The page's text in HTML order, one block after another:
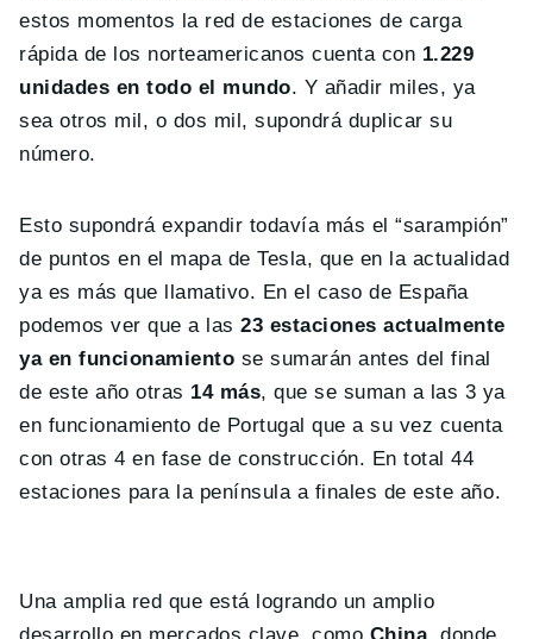
estos momentos la red de estaciones de carga
rápida de los norteamericanos cuenta con 1.229
unidades en todo el mundo. Y añadir miles, ya
sea otros mil, o dos mil, supondrá duplicar su
número.
Esto supondrá expandir todavía más el “sarampión”
de puntos en el mapa de Tesla, que en la actualidad
ya es más que llamativo. En el caso de España
podemos ver que a las23 estaciones actualmente
ya en funcionamiento se sumarán antes del final
de este año otras 14 más, que se suman a las 3 ya
en funcionamiento de Portugal que a su vez cuenta
con otras 4 en fase de construcción. En total 44
estaciones para la península a finales de este año.
Una amplia red que está logrando un amplio
desarrollo en mercados clave, como China , donde